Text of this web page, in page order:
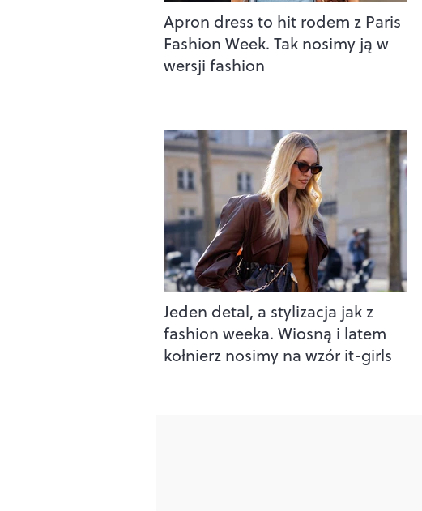
Apron dress to hit rodem z Paris
Fashion Week. Tak nosimy ją w
wersji fashion
Jeden detal, a stylizacja jak z
fashion weeka. Wiosną i latem
kołnierz nosimy na wzór it-girls